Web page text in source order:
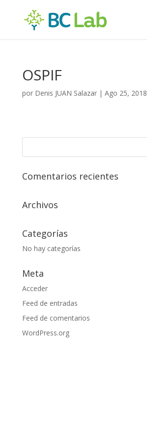
OSPIF
por Denis JUAN Salazar| Ago 25, 2018
Comentarios recientes
Archivos
Categorías
No hay categorías
Meta
Acceder
Feed de entradas
Feed de comentarios
WordPress.org